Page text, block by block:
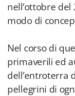
nell’ottobre
modo di
Nel corso di
primaverili ed
dell’entroterra
pellegrini di